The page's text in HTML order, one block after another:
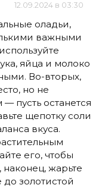
12.09.2024 в 03:30
оладьи,
важными
яйца и молоко
Во-вторых,
но не
пусть останется
щепотку соли
вкуса.
его, чтобы
жарьте
золотистой